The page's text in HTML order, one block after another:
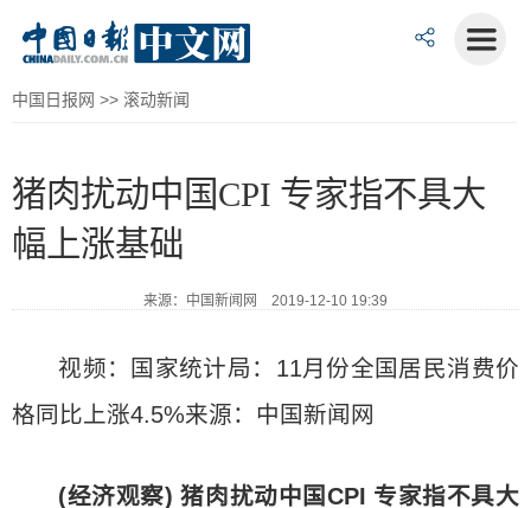
中国日报网 >> 滚动新闻
猪肉扰动中国CPI 专家指不具大
幅上涨基础
来源：中国新闻网 2019-12-10 19:39
视频：国家统计局：11月份全国居民消费价
格同比上涨4.5%来源：中国新闻网
(经济观察) 猪肉扰动中国CPI 专家指不具大